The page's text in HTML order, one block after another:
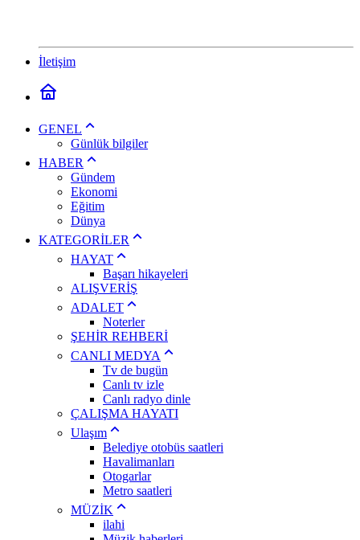
İletişim
GENEL
Günlük bilgiler
HABER
Gündem
Ekonomi
Eğitim
Dünya
KATEGORİLER
HAYAT
Başarı hikayeleri
ALIŞVERİŞ
ADALET
Noterler
ŞEHİR REHBERİ
CANLI MEDYA
Tv de bugün
Canlı tv izle
Canlı radyo dinle
ÇALIŞMA HAYATI
Ulaşım
Belediye otobüs saatleri
Havalimanları
Otogarlar
Metro saatleri
MÜZİK
ilahi